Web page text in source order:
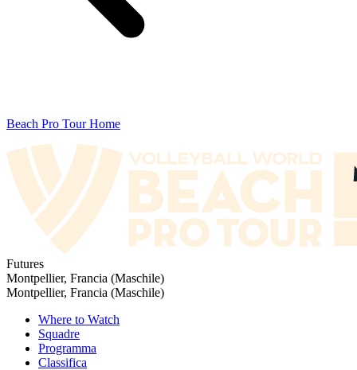
Beach Pro Tour Home
Futures
Montpellier, Francia (Maschile)
Montpellier, Francia (Maschile)
Where to Watch
Squadre
Programma
Classifica